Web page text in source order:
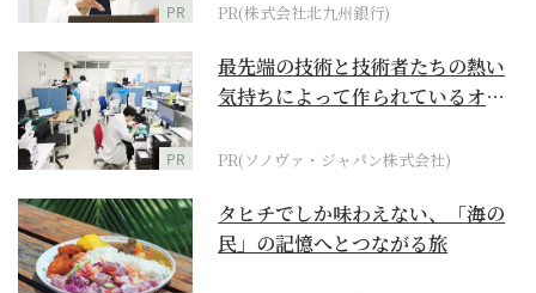
PR PR(株式会社北九州銀行)
PR
最先端の技術と技術者たちの熱い
気持ちによって作られているオー
PR(ソノヴァ・ジャパン株式会社)
タヒチでしか味わえない、「海の
民」の記憶へとつながる旅